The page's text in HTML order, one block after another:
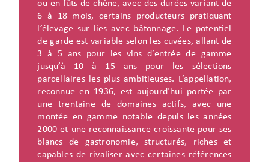
ou en fûts de chêne, avec des durées variant de
6 à 18 mois, certains producteurs pratiquant
l’élevage sur lies avec bâtonnage. Le potentiel
de garde est variable selon les cuvées, allant de
3 à 5 ans pour les vins d’entrée de gamme
jusqu’à 10 à 15 ans pour les sélections
parcellaires les plus ambitieuses. L’appellation,
reconnue en 1936, est aujourd’hui portée par
une trentaine de domaines actifs, avec une
montée en gamme notable depuis les années
2000 et une reconnaissance croissante pour ses
blancs de gastronomie, structurés, riches et
capables de rivaliser avec certaines références